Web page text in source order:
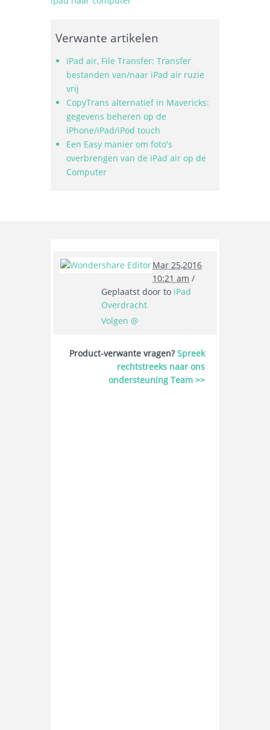
Verwante artikelen
iPad air, File Transfer: Transfer
bestanden van/naar iPad air ruzie
vrij
CopyTrans alternatief in Mavericks:
gegevens beheren op de
iPhone/iPad/iPod touch
Een Easy manier om foto's
overbrengen van de iPad air op de
Computer
Mar 25,2016
10:21 am /
Geplaatst doorto iPad
Overdracht
Volgen @
Product-verwante vragen?Spreek
rechtstreeks naar ons
ondersteuning Team >>